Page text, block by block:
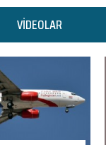
VİDEOLAR